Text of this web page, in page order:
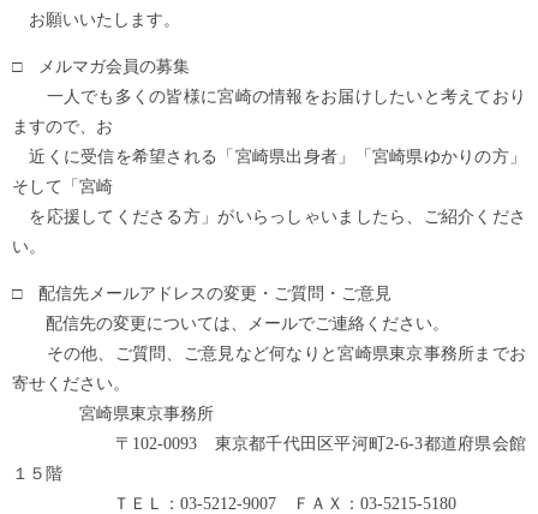
お願いいたします。
□ メルマガ会員の募集
一人でも多くの皆様に宮崎の情報をお届けしたいと考えており
ますので、お
近くに受信を希望される「宮崎県出身者」「宮崎県ゆかりの方」
そして「宮崎
を応援してくださる方」がいらっしゃいましたら、ご紹介くださ
い。
□ 配信先メールアドレスの変更・ご質問・ご意見
配信先の変更については、メールでご連絡ください。
その他、ご質問、ご意見など何なりと宮崎県東京事務所までお
寄せください。
宮崎県東京事務所
〒102-0093 東京都千代田区平河町2-6-3都道府県会館
１５階
ＴＥＬ：03-5212-9007 ＦＡＸ：03-5215-5180